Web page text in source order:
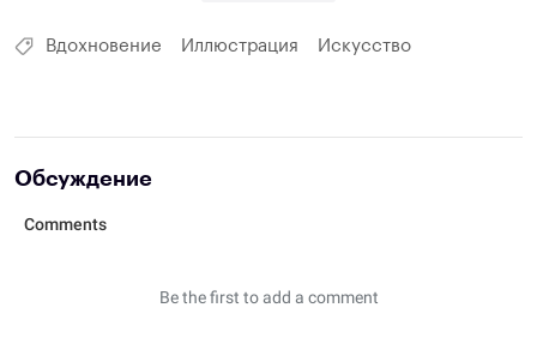
Вдохновение Иллюстрация Искусство
Обсуждение